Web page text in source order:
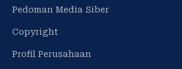
Pedoman Media Siber
Copyright
Profil Perusahaan